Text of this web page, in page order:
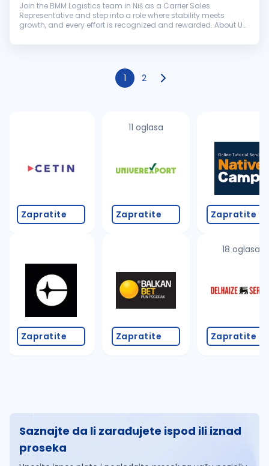
Join the BMM Logistics team in Niš as a Carrier Sales
Representative and step into a role where stability meets
growth, and every effort is recognized and rewarded. About Us
one of the fas...
1 2
Zapratite
Zapratite
11 oglasa
Zapratite
Zapratite
Zapratite
18 oglasa
Zapratite
Saznajte da li zarađujete ispod ili iznad
proseka